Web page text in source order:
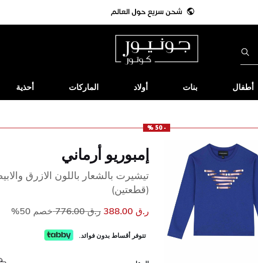
أطفال بنات أولاد الماركات أحذية
- 50 %
إمبوريو أرماني
تيشيرت بالشعار باللون الازرق
(قطعتين)
ر.ق 388.00 سعر مخفض من
ر.ق 776.00 إلى
خصم 50%
تتوفر أقساط بدون فوائد.